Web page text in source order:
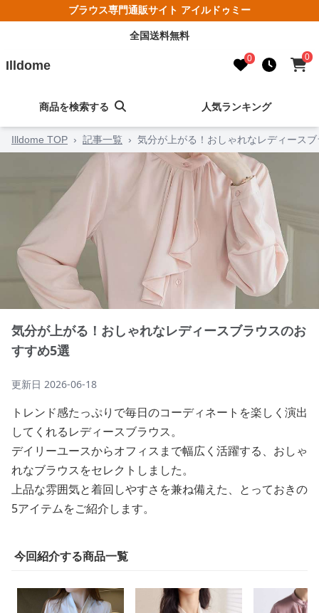
ブラウス専門通販サイト アイルドゥミー
全国送料無料
Illdome 0 0
商品を検索する 人気ランキング
Illdome TOP › 記事一覧 › 気分が上がる！おしゃれなレディース
気分が上がる！おしゃれなレディースブラウスのお
すすめ5選
更新日 2026-06-18
トレンド感たっぷりで毎日のコーディネートを楽しく演出
してくれるレディースブラウス。
デイリーユースからオフィスまで幅広く活躍する、おしゃ
れなブラウスをセレクトしました。
上品な雰囲気と着回しやすさを兼ね備えた、とっておきの
5アイテムをご紹介します。
今回紹介する商品一覧